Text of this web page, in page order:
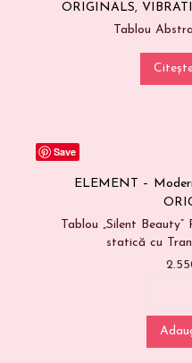
ORIGINALS,
Tablou
Save
ELEMENT –
Tablou „Silent
statică cu